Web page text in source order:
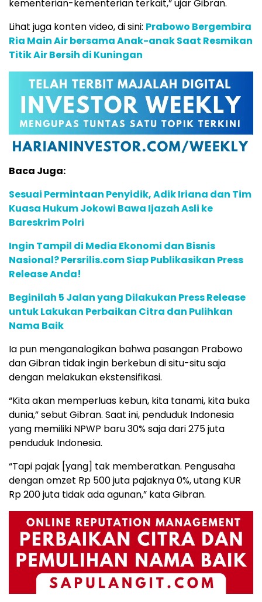
kementerian-kementerian terkait,” ujar Gibran.
Lihat juga konten video, di sini: Prabowo Bergembira
Ria Main Air bersama Anak-anak Saat Resmikan
Titik Air Bersih di Kuningan
Baca Juga:
Sesuai Permintaan Penyidik, Adik Iriana dan Tim
Kuasa Hukum Jokowi Bawa Ijazah Asli ke
Bareskrim Polri
Ingin Tampil di Media Ekonomi dan Bisnis
Nasional? Persrilis.com Siap Publikasikan Press
Release Anda!
Beginilah 5 Jalan yang Dilakukan Press Release
untuk Lakukan Perbaikan Citra dan Pulihkan
Nama Baik
Ia pun menganalogikan bahwa pasangan Prabowo
dan Gibran tidak ingin berkebun di situ-situ saja
dengan melakukan ekstensifikasi.
“Kita akan memperluas kebun, kita tanami, kita buka
dunia,” sebut Gibran. Saat ini, penduduk Indonesia
yang memiliki NPWP baru 30% saja dari 275 juta
penduduk Indonesia.
“Tapi pajak [yang] tak memberatkan. Pengusaha
dengan omzet Rp 500 juta pajaknya 0%, utang KUR
Rp 200 juta tidak ada agunan,” kata Gibran.